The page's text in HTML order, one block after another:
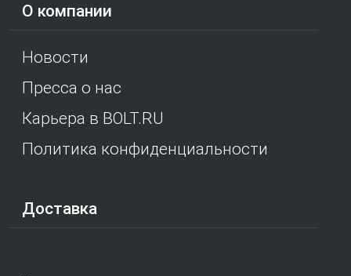
О компании
Новости
Пресса о нас
Карьера в BOLT.RU
Политика конфиденциальности
Доставка